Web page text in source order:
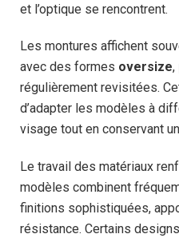
et l’optique se rencontrent.
Les montures affichent
avec des formes oversize,
régulièrement revisitées.
d’adapter les modèles à
visage tout en conservant
Le travail des matériaux
modèles combinent
finitions sophistiquées,
résistance. Certains